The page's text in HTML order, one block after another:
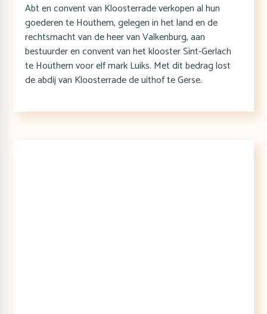
Abt en convent van Kloosterrade verkopen al hun
goederen te Houthem, gelegen in het land en de
rechtsmacht van de heer van Valkenburg, aan
bestuurder en convent van het klooster Sint-Gerlach
te Houthem voor elf mark Luiks. Met dit bedrag lost
de abdij van Kloosterrade de uithof te Gerse.